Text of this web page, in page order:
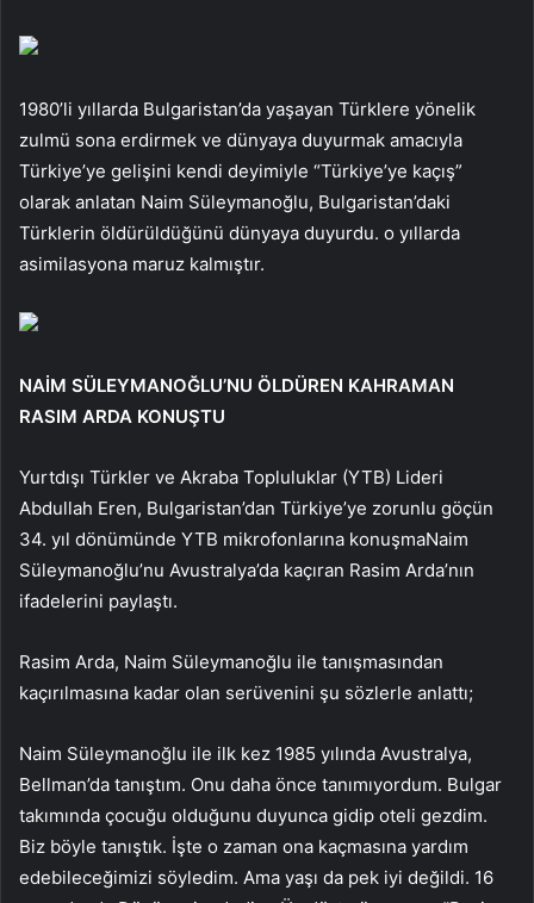
1980’li yıllarda Bulgaristan’da yaşayan Türklere yönelik
zulmü sona erdirmek ve dünyaya duyurmak amacıyla
Türkiye’ye gelişini kendi deyimiyle “Türkiye’ye kaçış”
olarak anlatan Naim Süleymanoğlu, Bulgaristan’daki
Türklerin öldürüldüğünü dünyaya duyurdu. o yıllarda
asimilasyona maruz kalmıştır.
NAİM SÜLEYMANOĞLU’NU ÖLDÜREN KAHRAMAN
RASIM ARDA KONUŞTU
Yurtdışı Türkler ve Akraba Topluluklar (YTB) Lideri
Abdullah Eren, Bulgaristan’dan Türkiye’ye zorunlu göçün
34. yıl dönümünde YTB ​​mikrofonlarına konuşmaNaim
Süleymanoğlu’nu Avustralya’da kaçıran Rasim Arda’nın
ifadelerini paylaştı.
Rasim Arda, Naim Süleymanoğlu ile tanışmasından
kaçırılmasına kadar olan serüvenini şu sözlerle anlattı;
Naim Süleymanoğlu ile ilk kez 1985 yılında Avustralya,
Bellman’da tanıştım. Onu daha önce tanımıyordum. Bulgar
takımında çocuğu olduğunu duyunca gidip oteli gezdim.
Biz böyle tanıştık. İşte o zaman ona kaçmasına yardım
edebileceğimizi söyledim. Ama yaşı da pek iyi değildi. 16